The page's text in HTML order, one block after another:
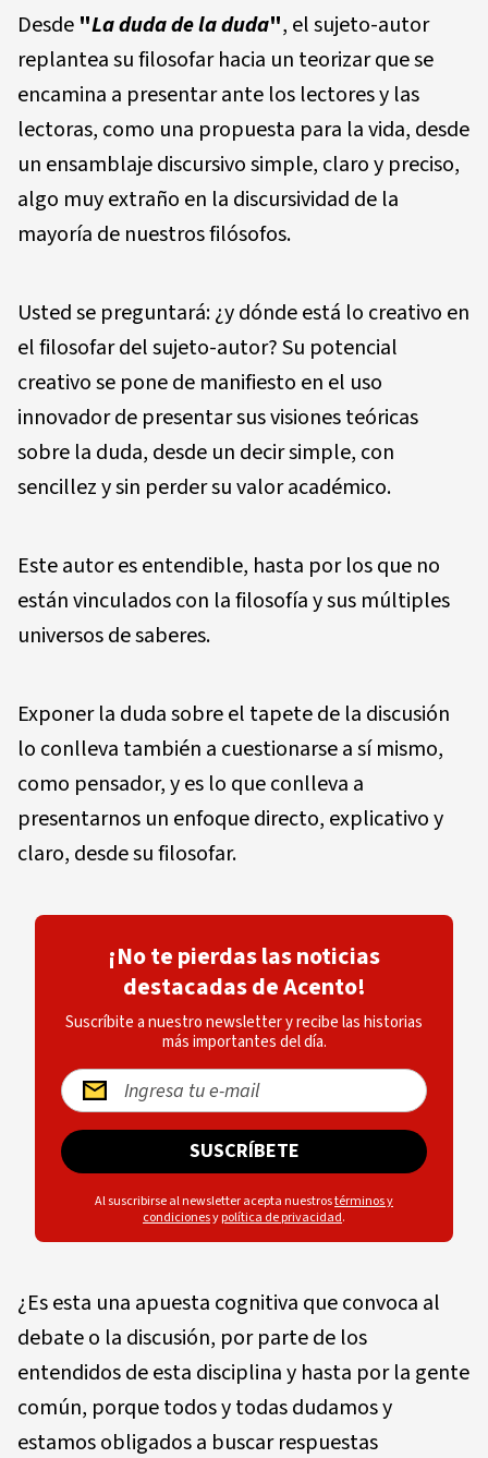
Desde "La duda de la duda", el sujeto-autor
replantea su filosofar hacia un teorizar que se
encamina a presentar ante los lectores y las
lectoras, como una propuesta para la vida, desde
un ensamblaje discursivo simple, claro y preciso,
algo muy extraño en la discursividad de la
mayoría de nuestros filósofos.
Usted se preguntará: ¿y dónde está lo creativo en
el filosofar del sujeto-autor? Su potencial
creativo se pone de manifiesto en el uso
innovador de presentar sus visiones teóricas
sobre la duda, desde un decir simple, con
sencillez y sin perder su valor académico.
Este autor es entendible, hasta por los que no
están vinculados con la filosofía y sus múltiples
universos de saberes.
Exponer la duda sobre el tapete de la discusión
lo conlleva también a cuestionarse a sí mismo,
como pensador, y es lo que conlleva a
presentarnos un enfoque directo, explicativo y
claro, desde su filosofar.
¡No te pierdas las noticias
destacadas de Acento!
Suscríbite a nuestro newsletter y recibe las historias
más importantes del día.
SUSCRÍBETE
Al suscribirse al newsletter acepta nuestrostérminos y
condicionesypolítica de privacidad.
¿Es esta una apuesta cognitiva que convoca al
debate o la discusión, por parte de los
entendidos de esta disciplina y hasta por la gente
común, porque todos y todas dudamos y
estamos obligados a buscar respuestas